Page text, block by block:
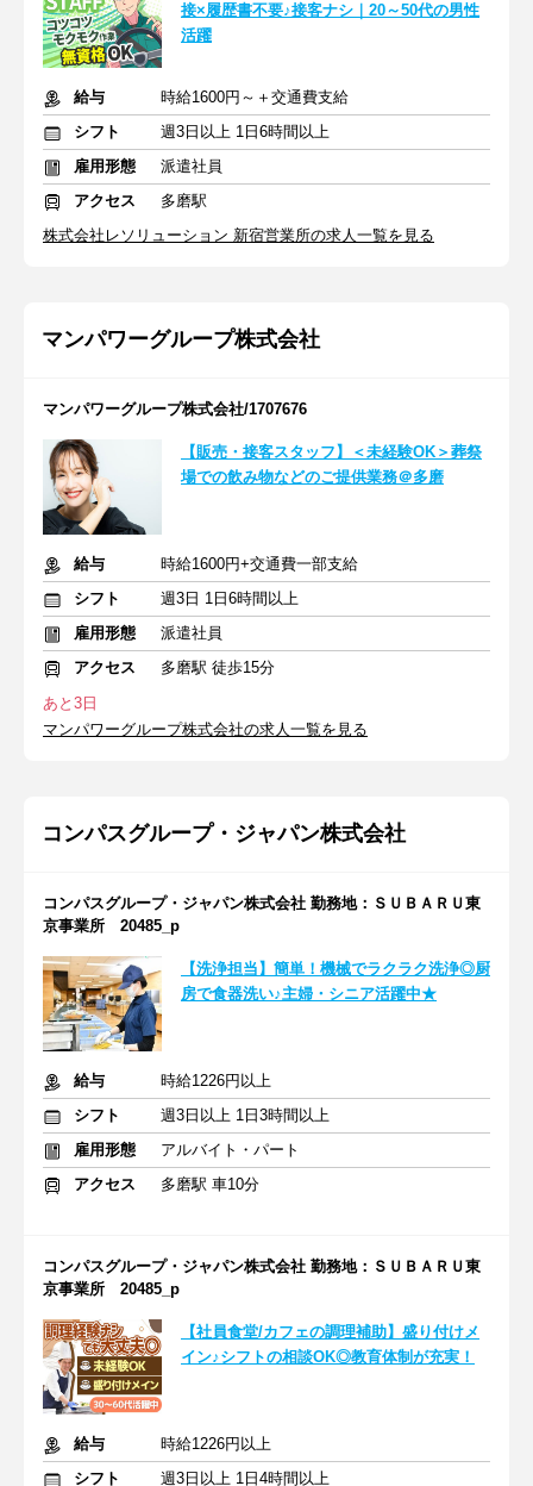
接×履歴書不要♪接客ナシ｜20～50代の男性
活躍
給与
時給1600円～＋交通費支給
シフト
週3日以上 1日6時間以上
雇用形態
派遣社員
アクセス
多磨駅
株式会社レソリューション 新宿営業所の求人一覧を見る
マンパワーグループ株式会社
マンパワーグループ株式会社/1707676
【販売・接客スタッフ】＜未経験OK＞葬祭
場での飲み物などのご提供業務＠多磨
給与
時給1600円+交通費一部支給
シフト
週3日 1日6時間以上
雇用形態
派遣社員
アクセス
多磨駅 徒歩15分
あと3日
マンパワーグループ株式会社の求人一覧を見る
コンパスグループ・ジャパン株式会社
コンパスグループ・ジャパン株式会社 勤務地：ＳＵＢＡＲＵ東
京事業所 20485_p
【洗浄担当】簡単！機械でラクラク洗浄◎厨
房で食器洗い♪主婦・シニア活躍中★
給与
時給1226円以上
シフト
週3日以上 1日3時間以上
雇用形態
アルバイト・パート
アクセス
多磨駅 車10分
コンパスグループ・ジャパン株式会社 勤務地：ＳＵＢＡＲＵ東
京事業所 20485_p
【社員食堂/カフェの調理補助】盛り付けメ
イン♪シフトの相談OK◎教育体制が充実！
給与
時給1226円以上
シフト
週3日以上 1日4時間以上